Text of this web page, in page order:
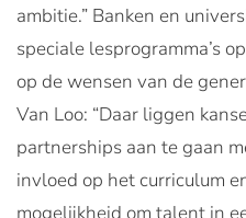
ambitie.” Banken en
speciale lesprogramma’s
op de wensen van de
Van Loo: “Daar liggen
partnerships aan te gaan
invloed op het curriculum